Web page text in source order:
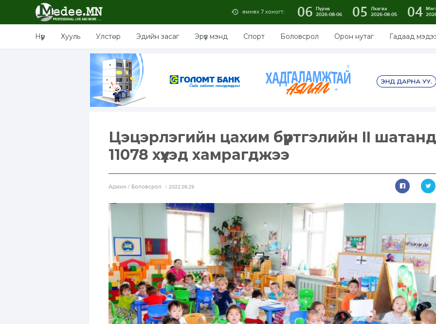
өмнөх 7 хоногт: 06 Пүрэв
2026-08-06
05
Лхагва
2026-08-05
04
Нүүр Хууль Улстөр Эдийн засаг Эрүүл мэнд Спорт Боловсрол Орон нутаг Гадаад
Цэцэрлэгийн цахим бүртгэлийн II шатанд
11078 хүүхэд хамрагджээ
Aдмин / Боловсрол 2022.09.29